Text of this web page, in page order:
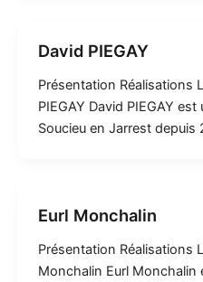
David PIEGAY
Présentation Réalisations
PIEGAY David PIEGAY
Soucieu en Jarrest depuis
Eurl Monchalin
Présentation Réalisations
Monchalin Eurl Monchalin